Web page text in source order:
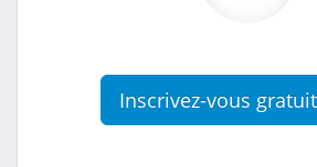
Inscrivez-vous